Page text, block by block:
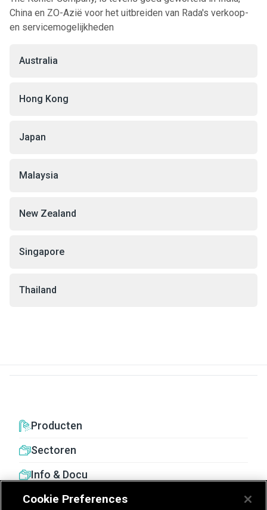
China en ZO-Azië voor het uitbreiden van Rada's verkoop-
en servicemogelijkheden
Australia
Hong Kong
Japan
Malaysia
New Zealand
Singapore
Thailand
Producten
Sectoren
Info & Docu
Cookie Preferences